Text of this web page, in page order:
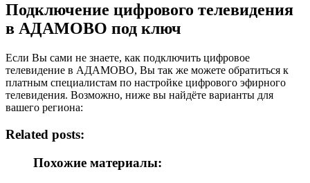
Подключение цифрового телевидения
в АДАМОВО под ключ
Если Вы сами не знаете, как подключить цифровое
телевидение в АДАМОВО, Вы так же можете обратиться к
платным специалистам по настройке цифрового эфирного
телевидения. Возможно, ниже вы найдёте варианты для
вашего региона:
Related posts:
Похожие материалы: